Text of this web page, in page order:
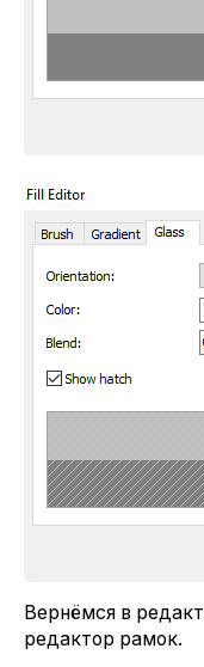
Вернёмся в
редактор рамок.